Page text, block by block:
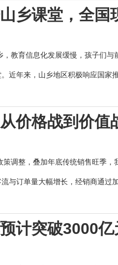
乡课堂，全国
，教育信息化发展缓慢，孩子们
近年来，山乡地区积极响应国家
价格战到价
策调整，叠加年底传统销售旺季
与订单量大幅增长，经销商通过
计突破3000